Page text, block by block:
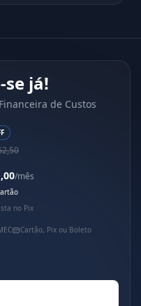
já!
de Custos
,00/mês
no Pix
Cartão, Pix ou Boleto